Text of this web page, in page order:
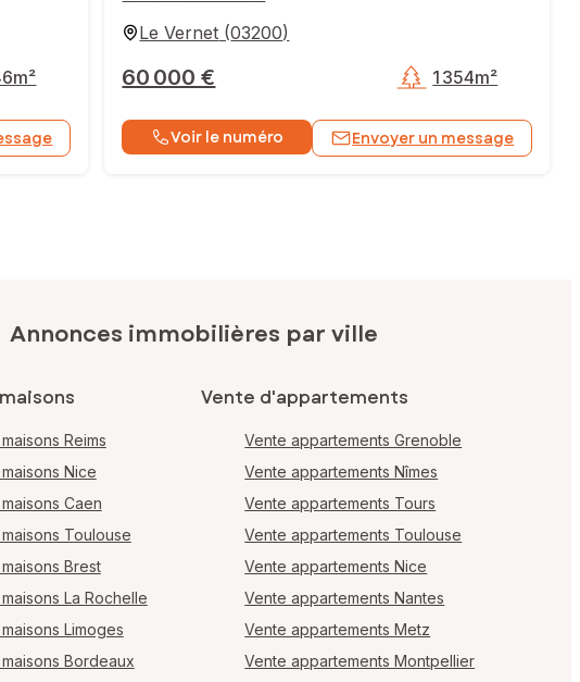
Le Vernet (03200)
60 000 € 1 354m²
Voir le numéro Envoyer un message
Annonces immobilières par ville
Reims
Nice
Caen
Toulouse
Brest
La Rochelle
Limoges
Bordeaux
Vente d'appartements
Vente appartements Grenoble
Vente appartements Nîmes
Vente appartements Tours
Vente appartements Toulouse
Vente appartements Nice
Vente appartements Nantes
Vente appartements Metz
Vente appartements Montpellier